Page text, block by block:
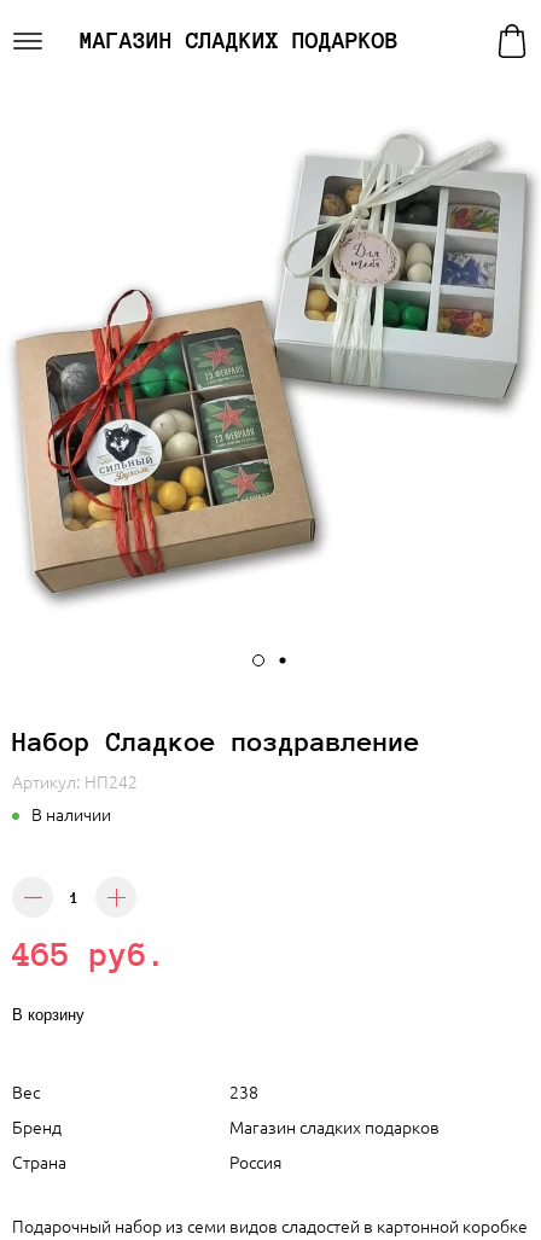
МАГАЗИН СЛАДКИХ ПОДАРКОВ
Набор Сладкое поздравление
Артикул: НП242
В наличии
465 руб.
В корзину
Вес
238
Бренд
Магазин сладких подарков
Страна
Россия
Подарочный набор из семи видов сладостей в картонной коробке